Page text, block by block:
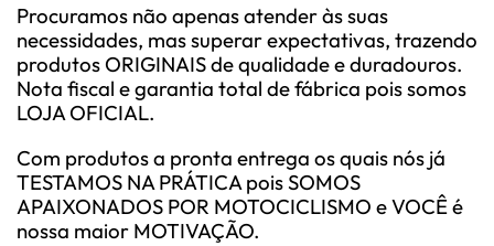
Procuramos não apenas atender às suas
necessidades, mas superar expectativas, trazendo
produtos ORIGINAIS de qualidade e duradouros.
Nota fiscal e garantia total de fábrica pois somos
LOJA OFICIAL.
Com produtos a pronta entrega os quais nós já
TESTAMOS NA PRÁTICA pois SOMOS
APAIXONADOS POR MOTOCICLISMO e VOCÊ é
nossa maior MOTIVAÇÃO.